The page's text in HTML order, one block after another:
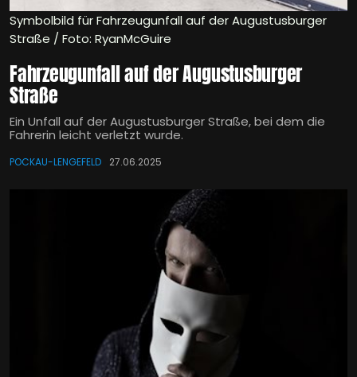
Symbolbild für Fahrzeugunfall auf der Augustusburger
Straße / Foto: RyanMcGuire
Fahrzeugunfall auf der Augustusburger
Straße
Ein Unfall auf der Augustusburger Straße, bei dem die
Fahrerin leicht verletzt wurde.
POCKAU-LENGEFELD 27.06.2025